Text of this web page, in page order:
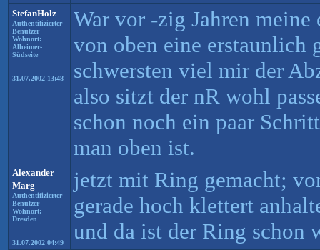
StefanHolz
Authentifizierter
Benutzer
Wohnort:
Alheimer-
Südseite
31.07.2002 13:48
War vor -zig Jahren
von oben eine erstaunlich
schwersten viel mir der
also sitzt der nR wohl
schon noch ein paar
man oben ist.
Alexander
Marg
Authentifizierter
Benutzer
Wohnort:
Dresden
31.07.2002 04:49
jetzt mit Ring gemacht;
gerade hoch klettert
und da ist der Ring schon